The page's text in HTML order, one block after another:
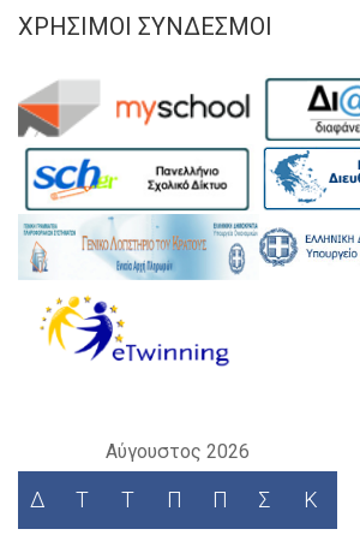
ΧΡΉΣΙΜΟΙ ΣΎΝΔΕΣΜΟΙ
Αύγουστος 2026
Δ Τ Τ Π Π Σ Κ